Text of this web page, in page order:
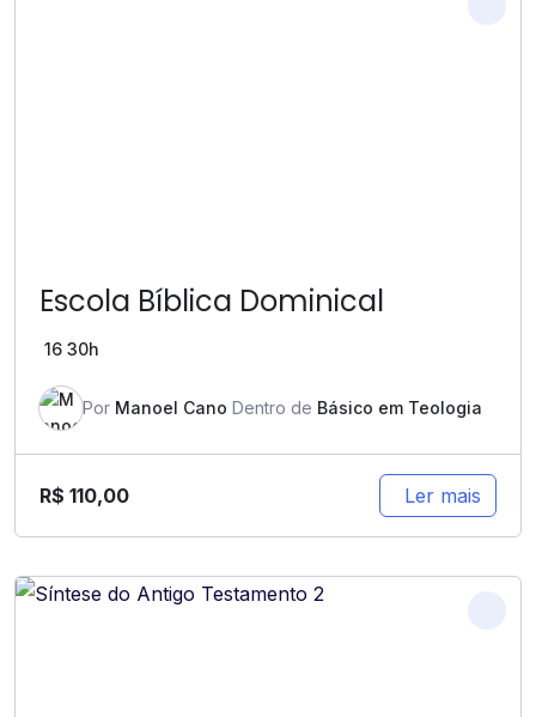
Escola Bíblica Dominical
16 30h
Por Manoel Cano Dentro de Básico em Teologia
R$ 110,00 Ler mais